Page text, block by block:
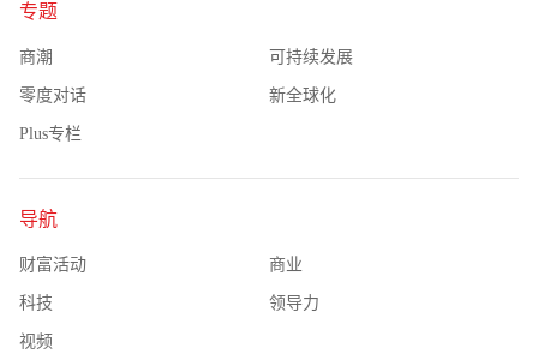
专题
商潮 可持续发展
零度对话 新全球化
Plus专栏
导航
财富活动 商业
科技 领导力
视频